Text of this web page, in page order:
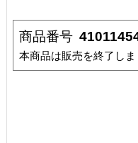
商品番号
本商品は販売を終了しま